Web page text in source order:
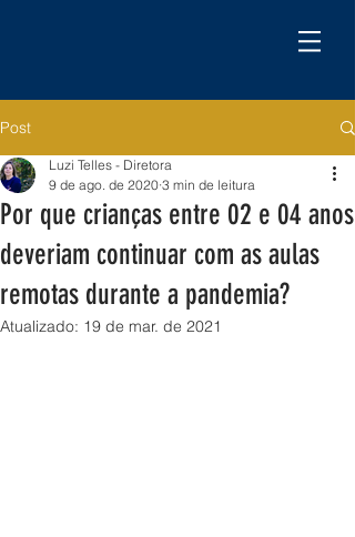
Post
Por que crianças entre 02 e 04 anos
deveriam continuar com as aulas
remotas durante a pandemia?
Luzi Telles - Diretora
9 de ago. de 2020 3 min de leitura
Atualizado: 19 de mar. de 2021